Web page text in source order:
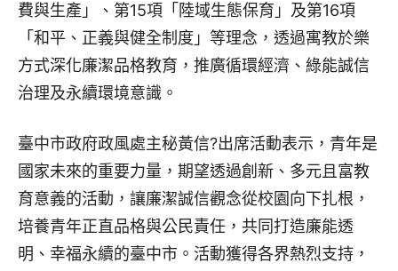
費與生產」、第15項「陸域生態保育」及第16項
「和平、正義與健全制度」等理念，透過寓教於樂
方式深化廉潔品格教育，推廣循環經濟、綠能誠信
治理及永續環境意識。
臺中市政府政風處主秘黃信?出席活動表示，青年是
國家未來的重要力量，期望透過創新、多元且富教
育意義的活動，讓廉潔誠信觀念從校園向下扎根，
培養青年正直品格與公民責任，共同打造廉能透
明、幸福永續的臺中市。活動獲得各界熱烈支持，